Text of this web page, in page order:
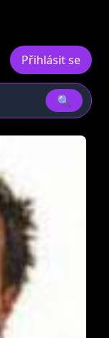
Přihlásit se
🔍